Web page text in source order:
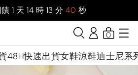
1 天 14 時 13 分 39 秒
48H快速出貨女鞋涼鞋迪士尼系
0